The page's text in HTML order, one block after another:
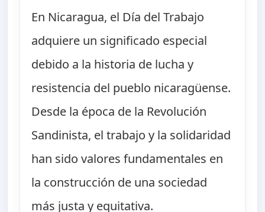
En Nicaragua, el Día del Trabajo
adquiere un significado especial
debido a la historia de lucha y
resistencia del pueblo nicaragüense.
Desde la época de la Revolución
Sandinista, el trabajo y la solidaridad
han sido valores fundamentales en
la construcción de una sociedad
más justa y equitativa.